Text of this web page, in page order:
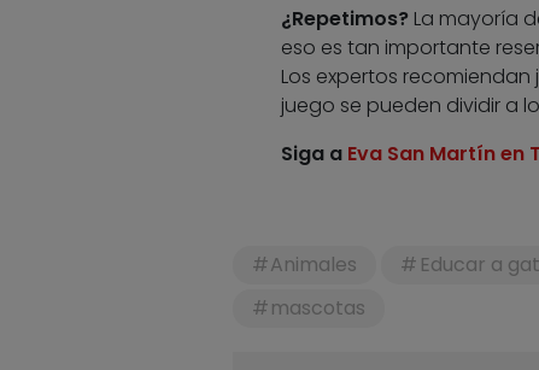
¿Repetimos? La mayoría
eso es tan importante
Los expertos recomiendan
juego se pueden dividir a
Siga a Eva San Martín en
Animales Educar a
mascotas